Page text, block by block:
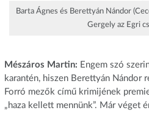
Barta Ágnes és Berettyán Nándor
Gergely az Egri
Mészáros Martin: Engem szó
karantén, hiszen Berettyán Nándor
Forró mezők című krimijének
„haza kellett mennünk”. Már véget